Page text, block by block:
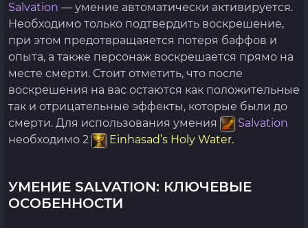
Salvation — умение автоматически активируется.
Необходимо только подтвердить воскрешение,
при этом предотвращаяется потеря баффов и
опыта, а также персонаж воскрешается прямо на
месте смерти. Стоит отметить, что после
воскрешения на вас остаются как положительные
так и отрицательные эффекты, которые были до
смерти. Для использования умения
Salvation
необходимо 2
Einhasad’s Holy Water.
УМЕНИЕ SALVATION: КЛЮЧЕВЫЕ
ОСОБЕННОСТИ